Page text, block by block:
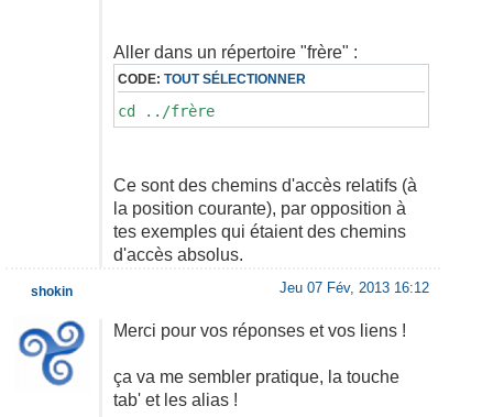
Aller dans un répertoire "frère" :
CODE: TOUT SÉLECTIONNER
cd ../frère
Ce sont des chemins d'accès relatifs (à
la position courante), par opposition à
tes exemples qui étaient des chemins
d'accès absolus.
Jeu 07 Fév, 2013 16:12
Merci pour vos réponses et vos liens !
ça va me sembler pratique, la touche
tab' et les alias !
shokin